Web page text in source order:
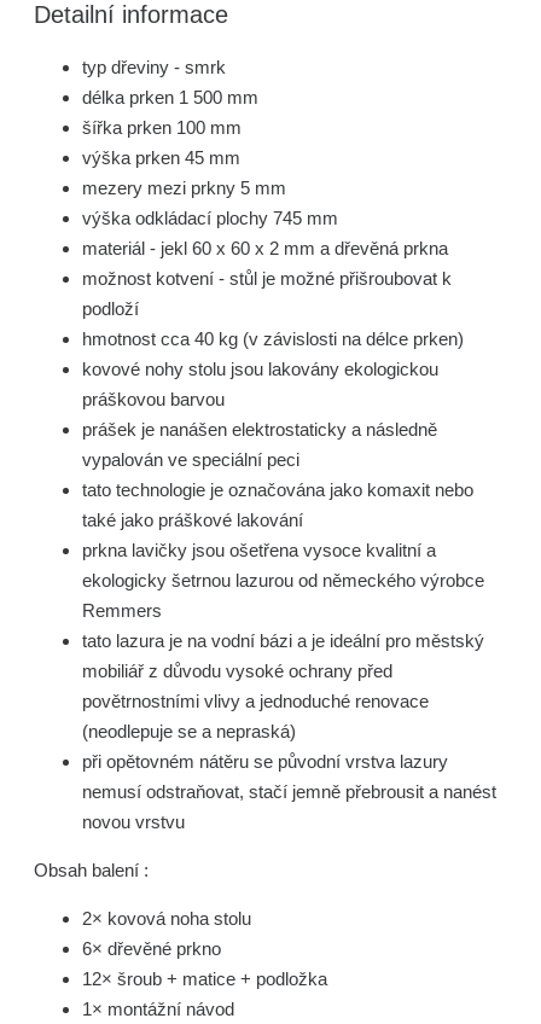
Detailní informace
typ dřeviny - smrk
délka prken 1 500 mm
šířka prken 100 mm
výška prken 45 mm
mezery mezi prkny 5 mm
výška odkládací plochy 745 mm
materiál - jekl 60 x 60 x 2 mm a dřevěná prkna
možnost kotvení - stůl je možné přišroubovat k
podloží
hmotnost cca 40 kg (v závislosti na délce prken)
kovové nohy stolu jsou lakovány ekologickou
práškovou barvou
prášek je nanášen elektrostaticky a následně
vypalován ve speciální peci
tato technologie je označována jako komaxit nebo
také jako práškové lakování
prkna lavičky jsou ošetřena vysoce kvalitní a
ekologicky šetrnou lazurou od německého výrobce
Remmers
tato lazura je na vodní bázi a je ideální pro městský
mobiliář z důvodu vysoké ochrany před
povětrnostními vlivy a jednoduché renovace
(neodlepuje se a nepraská)
při opětovném nátěru se původní vrstva lazury
nemusí odstraňovat, stačí jemně přebrousit a nanést
novou vrstvu
Obsah balení :
2× kovová noha stolu
6× dřevěné prkno
12× šroub + matice + podložka
1× montážní návod